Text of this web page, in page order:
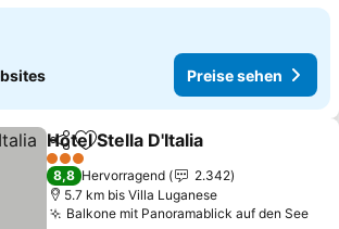
Preise sehen
TeilenZu Favoriten hinzufügen
Hotel Stella D'Italia
3 Sterne
8,8 Hervorragend
2.342
5.7 km bis Villa Luganese
Balkone mit Panoramablick auf den See